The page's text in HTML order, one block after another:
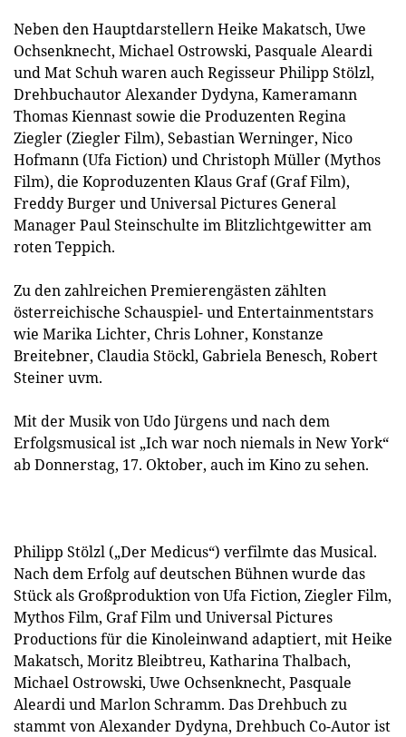
Neben den Hauptdarstellern Heike Makatsch, Uwe
Ochsenknecht, Michael Ostrowski, Pasquale Aleardi
und Mat Schuh waren auch Regisseur Philipp Stölzl,
Drehbuchautor Alexander Dydyna, Kameramann
Thomas Kiennast sowie die Produzenten Regina
Ziegler (Ziegler Film), Sebastian Werninger, Nico
Hofmann (Ufa Fiction) und Christoph Müller (Mythos
Film), die Koproduzenten Klaus Graf (Graf Film),
Freddy Burger und Universal Pictures General
Manager Paul Steinschulte im Blitzlichtgewitter am
roten Teppich.
Zu den zahlreichen Premierengästen zählten
österreichische Schauspiel- und Entertainmentstars
wie Marika Lichter, Chris Lohner, Konstanze
Breitebner, Claudia Stöckl, Gabriela Benesch, Robert
Steiner uvm.
Mit der Musik von Udo Jürgens und nach dem
Erfolgsmusical ist „Ich war noch niemals in New York“
ab Donnerstag, 17. Oktober, auch im Kino zu sehen.
Philipp Stölzl („Der Medicus“) verfilmte das Musical.
Nach dem Erfolg auf deutschen Bühnen wurde das
Stück als Großproduktion von Ufa Fiction, Ziegler Film,
Mythos Film, Graf Film und Universal Pictures
Productions für die Kinoleinwand adaptiert, mit Heike
Makatsch, Moritz Bleibtreu, Katharina Thalbach,
Michael Ostrowski, Uwe Ochsenknecht, Pasquale
Aleardi und Marlon Schramm. Das Drehbuch zu
stammt von Alexander Dydyna, Drehbuch Co-Autor ist